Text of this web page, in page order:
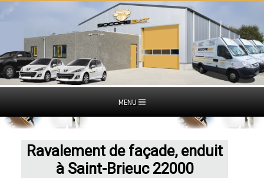
MENU
Ravalement de façade, enduit
à Saint-Brieuc 22000